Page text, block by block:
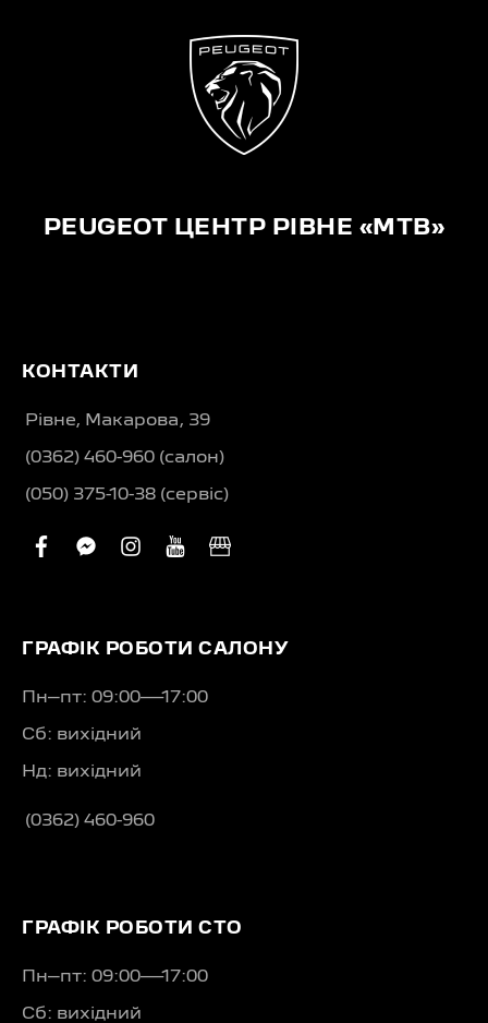
PEUGEOT ЦЕНТР РІВНЕ «МТВ»
КОНТАКТИ
Рівне, Макарова, 39
(0362) 460-960 (салон)
(050) 375-10-38 (сервіс)
facebook
facebook-
instagram
youtube
business
ГРАФІК РОБОТИ САЛОНУ
Пн–пт: 09:00—17:00
Сб: вихідний
Нд: вихідний
(0362) 460-960
ГРАФІК РОБОТИ СТО
Пн–пт: 09:00—17:00
Сб: вихідний